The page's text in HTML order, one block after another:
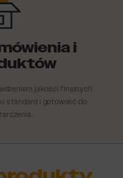
i
jakości finalnych
standard i gotowość do